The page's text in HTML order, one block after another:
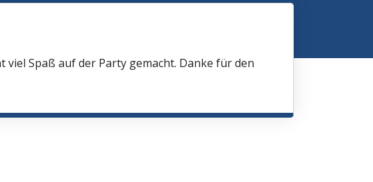
Spaß auf der Party gemacht. Danke für den